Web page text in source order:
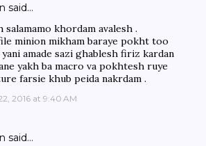
said…
salamamo khordam avalesh .
minion mikham baraye pokht too
amade sazi ghablesh firiz kardan
yakh ba macro va pokhtesh ruye
farsie khub peida nakrdam .
2016 at 9:40 AM
said…